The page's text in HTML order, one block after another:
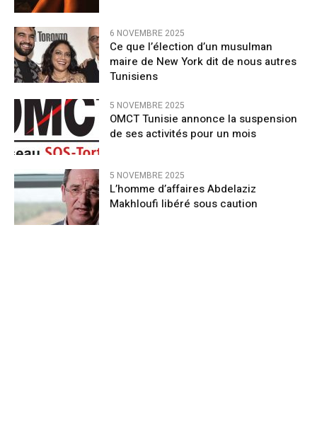
6 NOVEMBRE 2025
Ce que l’élection d’un musulman
maire de New York dit de nous autres
Tunisiens
5 NOVEMBRE 2025
OMCT Tunisie annonce la suspension
de ses activités pour un mois
5 NOVEMBRE 2025
L’homme d’affaires Abdelaziz
Makhloufi libéré sous caution